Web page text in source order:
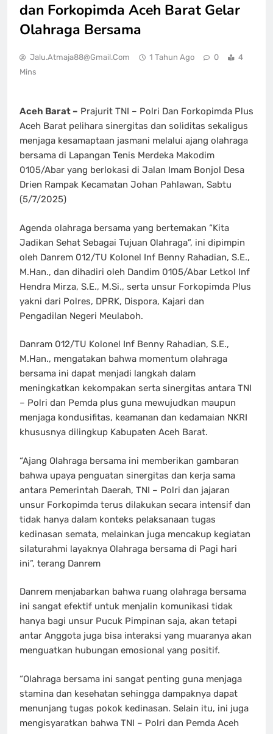
dan Forkopimda Aceh Barat Gelar
Olahraga Bersama
Jalu.atmaja88@gmail.com 1 Tahun Ago 0
4
Mins
Aceh Barat – Prajurit TNI – Polri Dan Forkopimda Plus
Aceh Barat pelihara sinergitas dan soliditas sekaligus
menjaga kesamaptaan jasmani melalui ajang olahraga
bersama di Lapangan Tenis Merdeka Makodim
0105/Abar yang berlokasi di Jalan Imam Bonjol Desa
Drien Rampak Kecamatan Johan Pahlawan, Sabtu
(5/7/2025)
Agenda olahraga bersama yang bertemakan “Kita
Jadikan Sehat Sebagai Tujuan Olahraga”, ini dipimpin
oleh Danrem 012/TU Kolonel Inf Benny Rahadian, S.E.,
M.Han., dan dihadiri oleh Dandim 0105/Abar Letkol Inf
Hendra Mirza, S.E., M.Si., serta unsur Forkopimda Plus
yakni dari Polres, DPRK, Dispora, Kajari dan
Pengadilan Negeri Meulaboh.
Danram 012/TU Kolonel Inf Benny Rahadian, S.E.,
M.Han., mengatakan bahwa momentum olahraga
bersama ini dapat menjadi langkah dalam
meningkatkan kekompakan serta sinergitas antara TNI
– Polri dan Pemda plus guna mewujudkan maupun
menjaga kondusifitas, keamanan dan kedamaian NKRI
khususnya dilingkup Kabupaten Aceh Barat.
“Ajang Olahraga bersama ini memberikan gambaran
bahwa upaya penguatan sinergitas dan kerja sama
antara Pemerintah Daerah, TNI – Polri dan jajaran
unsur Forkopimda terus dilakukan secara intensif dan
tidak hanya dalam konteks pelaksanaan tugas
kedinasan semata, melainkan juga mencakup kegiatan
silaturahmi layaknya Olahraga bersama di Pagi hari
ini”, terang Danrem
Danrem menjabarkan bahwa ruang olahraga bersama
ini sangat efektif untuk menjalin komunikasi tidak
hanya bagi unsur Pucuk Pimpinan saja, akan tetapi
antar Anggota juga bisa interaksi yang muaranya akan
menguatkan hubungan emosional yang positif.
“Olahraga bersama ini sangat penting guna menjaga
stamina dan kesehatan sehingga dampaknya dapat
menunjang tugas pokok kedinasan. Selain itu, ini juga
mengisyaratkan bahwa TNI – Polri dan Pemda Aceh